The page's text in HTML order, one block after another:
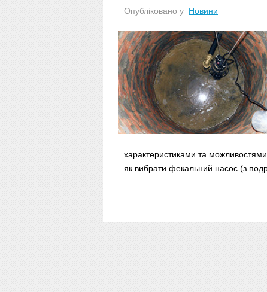
Опубліковано у Новини
характеристиками та можливостями
як вибрати фекальний насос (з